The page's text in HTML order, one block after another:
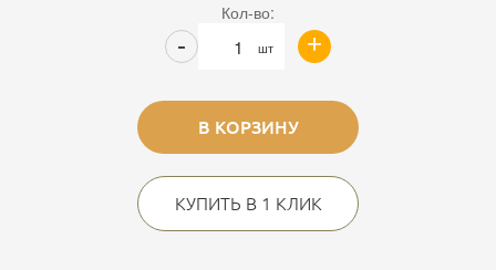
Кол-во:
шт +
-
В КОРЗИНУ
КУПИТЬ В 1 КЛИК